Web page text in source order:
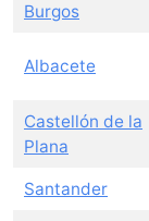
Burgos
Albacete
Castellón de la
Plana
Santander